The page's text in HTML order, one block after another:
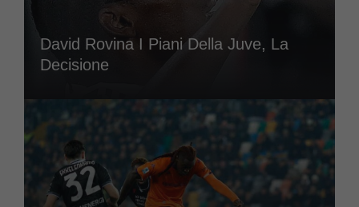
David Rovina I Piani Della Juve, La
Decisione